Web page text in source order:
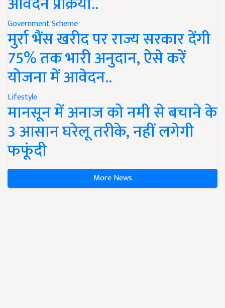
Government Scheme
मुर्रा भैंस खरीद पर राज्य सरकार देंगी
75% तक भारी अनुदान, ऐसे करें
योजना में आवेदन..
Lifestyle
मानसून में अनाज को नमी से बचाने के
3 आसान घरेलू तरीके, नहीं लगेगी
फफूंदी
More News